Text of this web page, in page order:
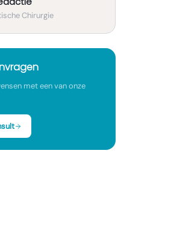
Chirurgie
met een van onze